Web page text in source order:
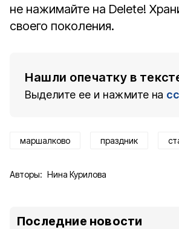
не нажимайте на Delete!
своего поколения.
Нашли опечатку в
Выделите ее и нажмите на
маршалково праздник
Авторы: Нина Курилова
Последние новости